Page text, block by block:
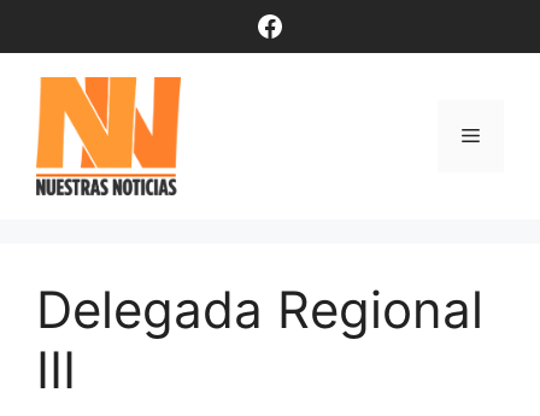
contenido
Facebook
Menú
Delegada Regional
III